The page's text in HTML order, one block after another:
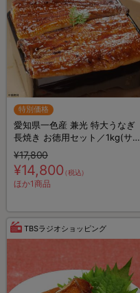
特別価格
愛知県一色産 兼光 特大うなぎ
長焼き お徳用セット／1kg(サイ
ズ無選別4～6尾)
¥17,800
¥14,800（税込）
ほか1商品
TBSラジオショッピング